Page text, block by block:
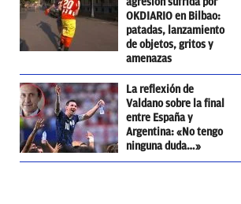
OKDIARIO en Bilbao:
patadas, lanzamiento
de objetos, gritos y
amenazas
La reflexión de
Valdano sobre la final
entre España y
Argentina: «No tengo
ninguna duda…»